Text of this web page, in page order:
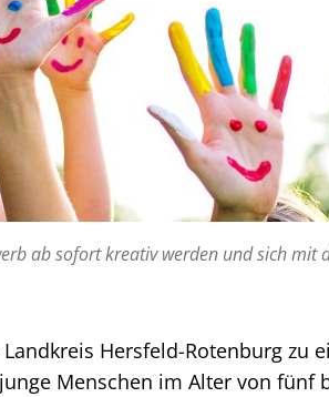
ab sofort kreativ werden und sich mit
Hersfeld-Rotenburg zu
Menschen im Alter von fünf